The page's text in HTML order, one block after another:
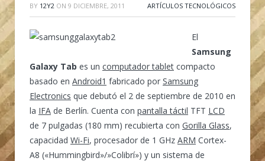
BY 12Y2 ON 9 DICIEMBRE, 2011 ARTÍCULOS TECNOLÓGICOS
El
Samsung
Galaxy Tab es un computador tablet compacto
basado en Android1 fabricado por Samsung
Electronics que debutó el 2 de septiembre de 2010 en
la IFA de Berlín. Cuenta con pantalla táctil TFT LCD
de 7 pulgadas (180 mm) recubierta con Gorilla Glass,
capacidad Wi-Fi, procesador de 1 GHz ARM Cortex-
A8 («Hummingbird»/»Colibrí») y un sistema de